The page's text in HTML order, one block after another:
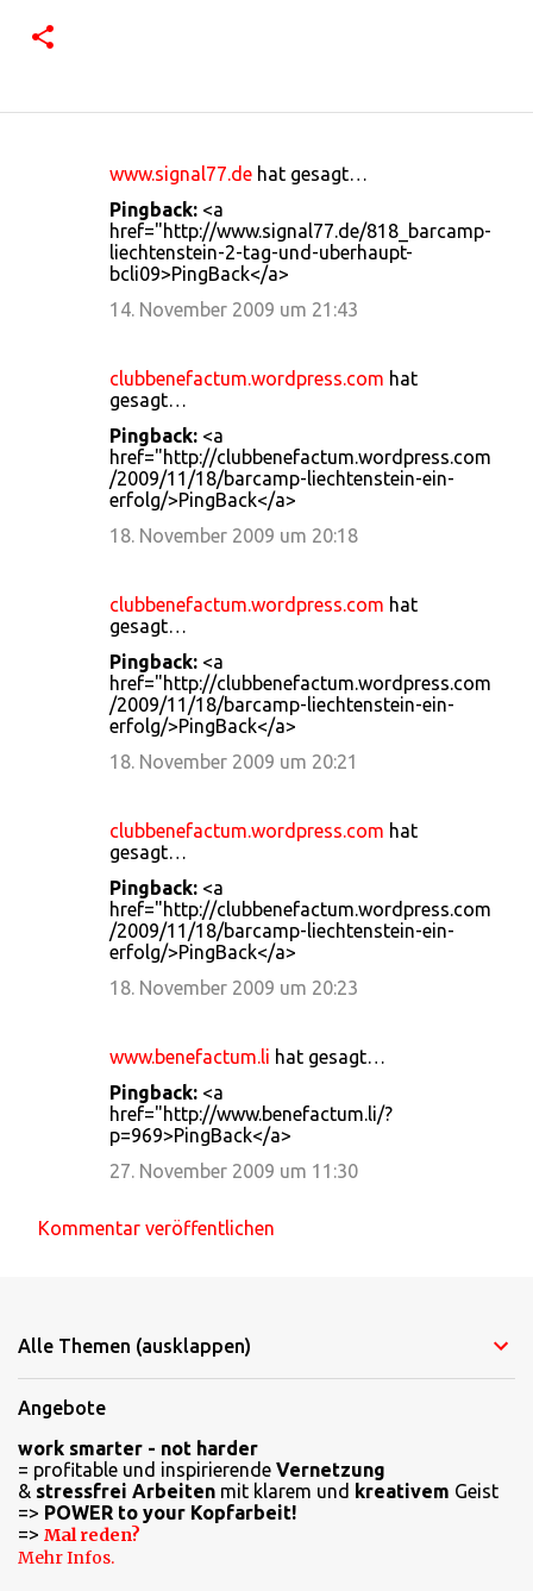
www.signal77.de hat gesagt…
Pingback: <a
href="http://www.signal77.de/818_barcamp-
liechtenstein-2-tag-und-uberhaupt-
bcli09>PingBack</a>
14. November 2009 um 21:43
clubbenefactum.wordpress.com hat
gesagt…
Pingback: <a
href="http://clubbenefactum.wordpress.com
/2009/11/18/barcamp-liechtenstein-ein-
erfolg/>PingBack</a>
18. November 2009 um 20:18
clubbenefactum.wordpress.com hat
gesagt…
Pingback: <a
href="http://clubbenefactum.wordpress.com
/2009/11/18/barcamp-liechtenstein-ein-
erfolg/>PingBack</a>
18. November 2009 um 20:21
clubbenefactum.wordpress.com hat
gesagt…
Pingback: <a
href="http://clubbenefactum.wordpress.com
/2009/11/18/barcamp-liechtenstein-ein-
erfolg/>PingBack</a>
18. November 2009 um 20:23
www.benefactum.li hat gesagt…
Pingback: <a
href="http://www.benefactum.li/?
p=969>PingBack</a>
27. November 2009 um 11:30
Kommentar veröffentlichen
Alle Themen (ausklappen)
Angebote
work smarter - not harder
= profitable und inspirierende Vernetzung
& stressfrei Arbeiten mit klarem und kreativem Geist
=> POWER to your Kopfarbeit!
=> Mal reden?
Mehr Infos.